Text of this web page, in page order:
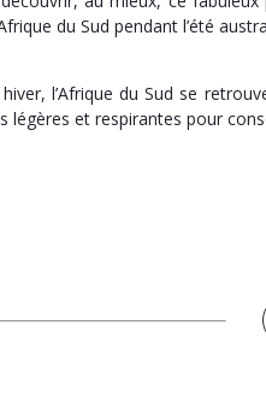
du Sud pendant l’été
l’Afrique du Sud se
et respirantes pour